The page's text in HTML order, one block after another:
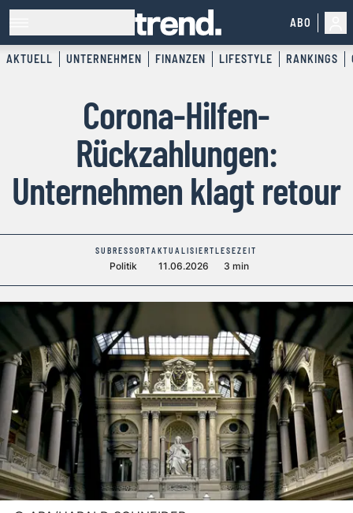
ABO
AKTUELL UNTERNEHMEN FINANZEN LIFESTYLE RANKINGS
Corona-Hilfen-
Rückzahlungen:
Unternehmen klagt retour
SUBRESSORT
Politik
AKTUALISIERT
11.06.2026
LESEZEIT
3 min